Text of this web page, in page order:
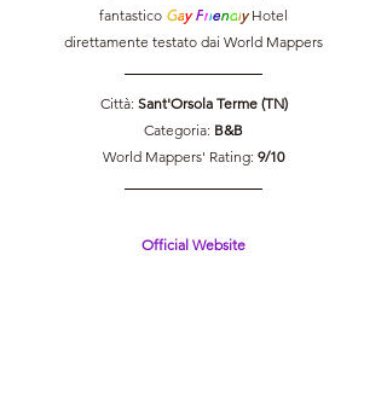
fantastico Gay Friendly Hotel
direttamente testato dai World Mappers
Città: Sant'Orsola Terme (TN)
Categoria: B&B
World Mappers' Rating: 9/10
Official Website